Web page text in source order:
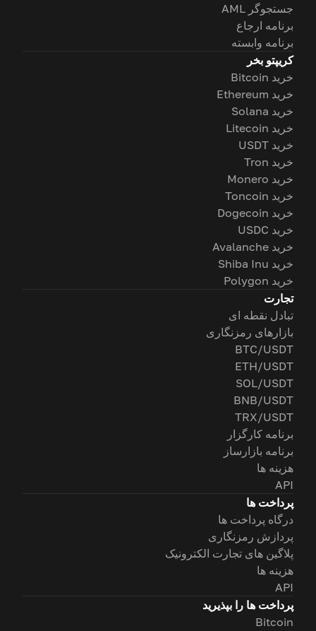
جستجوگر AML
برنامه ارجاع
برنامه وابسته
کریپتو بخر
خرید Bitcoin
خرید Ethereum
خرید Solana
خرید Litecoin
خرید USDT
خرید Tron
خرید Monero
خرید Toncoin
خرید Dogecoin
خرید USDC
خرید Avalanche
خرید Shiba Inu
خرید Polygon
تجارت
تبادل نقطه ای
بازارهای رمزنگاری
BTC/USDT
ETH/USDT
SOL/USDT
BNB/USDT
TRX/USDT
برنامه کارگزار
برنامه بازارساز
هزینه ها
API
پرداخت ها
درگاه پرداخت ها
پردازش رمزنگاری
پلاگین های تجارت الکترونیک
هزینه ها
API
پرداخت ها را بپذیرید
Bitcoin